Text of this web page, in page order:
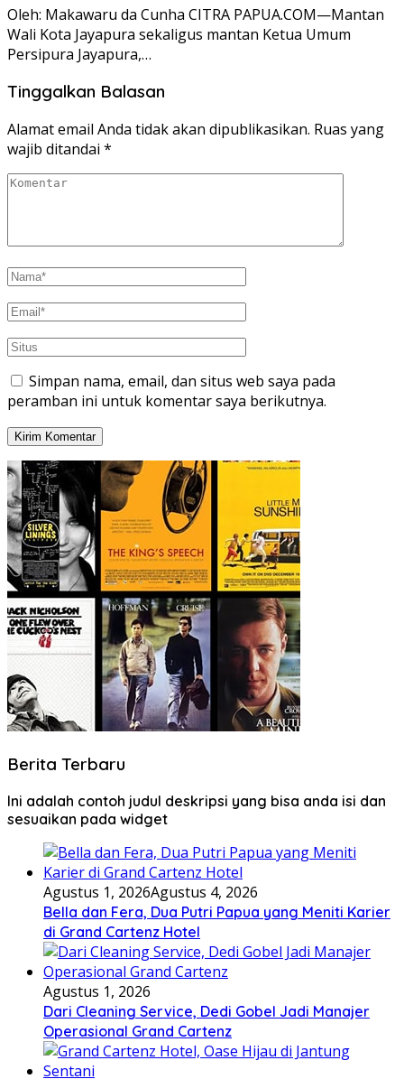
Oleh: Makawaru da Cunha CITRA PAPUA.COM—Mantan
Wali Kota Jayapura sekaligus mantan Ketua Umum
Persipura Jayapura,…
Tinggalkan Balasan
Alamat email Anda tidak akan dipublikasikan. Ruas yang
wajib ditandai *
Simpan nama, email, dan situs web saya pada
peramban ini untuk komentar saya berikutnya.
Berita Terbaru
Ini adalah contoh judul deskripsi yang bisa anda isi dan
sesuaikan pada widget
Agustus 1, 2026Agustus 4, 2026
Bella dan Fera, Dua Putri Papua yang Meniti Karier
di Grand Cartenz Hotel
Agustus 1, 2026
Dari Cleaning Service, Dedi Gobel Jadi Manajer
Operasional Grand Cartenz